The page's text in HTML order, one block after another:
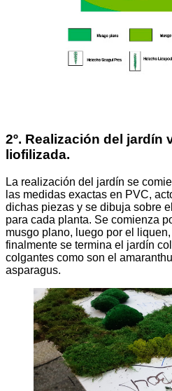
2º. Realización del jardín
liofilizada.
La realización del jardín se
las medidas exactas en PVC,
dichas piezas y se dibuja sobre
para cada planta. Se comienza
musgo plano, luego por el
finalmente se termina el jardín
colgantes como son el
asparagus.